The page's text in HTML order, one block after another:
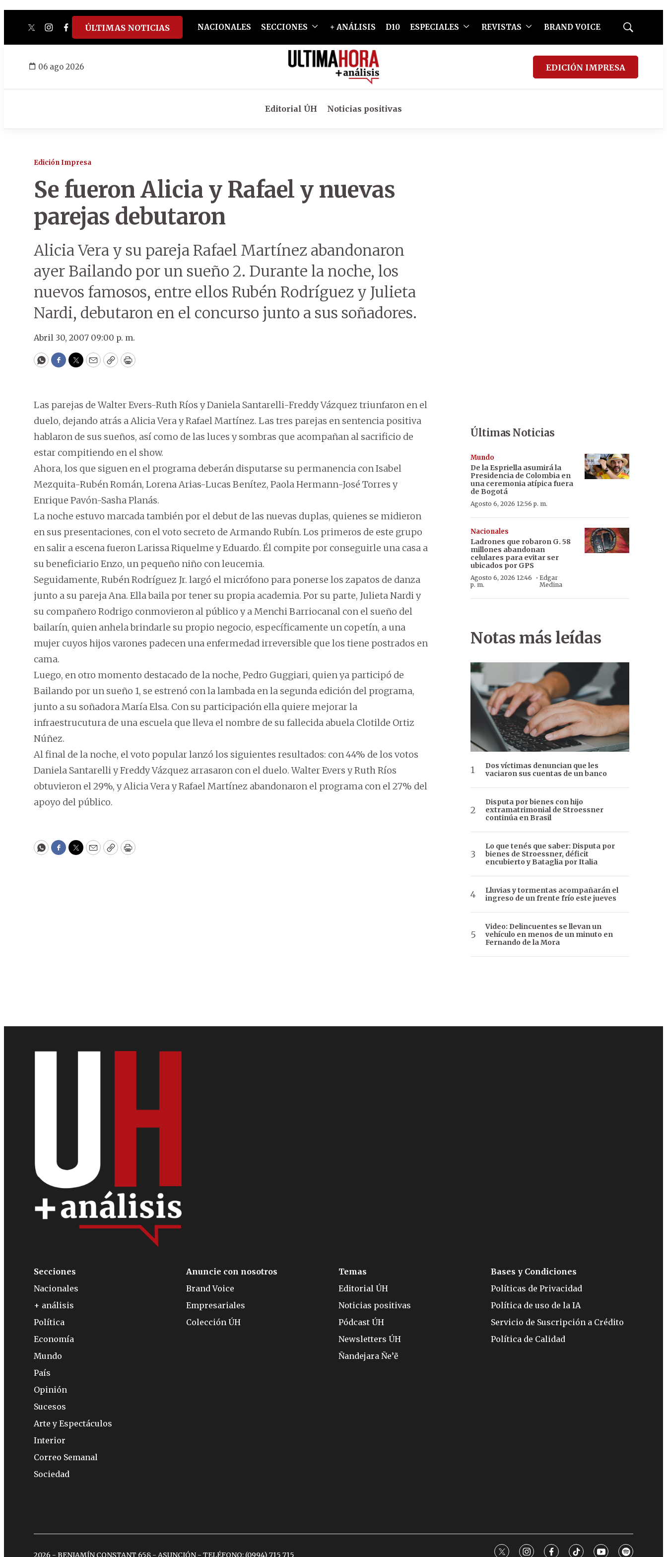
twitterinstagram
facebook
tiktokyoutube
spotify
ÚLTIMAS NOTICIAS NACIONALES SECCIONES + ANÁLISIS D10 ESPECIALES REVISTAS BRAND VOICE
Mostrar
06 ago 2026 EDICIÓN IMPRESA
Editorial ÚH Noticias positivas
Edición Impresa
Se fueron Alicia y Rafael y nuevas
parejas debutaron
Alicia Vera y su pareja Rafael Martínez abandonaron
ayer Bailando por un sueño 2. Durante la noche, los
nuevos famosos, entre ellos Rubén Rodríguez y Julieta
Nardi, debutaron en el concurso junto a sus soñadores.
Abril 30, 2007 09:00 p. m.
WhatsApp
Facebook
Twitter
EmailCopyPrint
Las parejas de Walter Evers-Ruth Ríos y Daniela Santarelli-Freddy Vázquez triunfaron en el
duelo, dejando atrás a Alicia Vera y Rafael Martínez. Las tres parejas en sentencia positiva
hablaron de sus sueños, así como de las luces y sombras que acompañan al sacrificio de
estar compitiendo en el show.
Ahora, los que siguen en el programa deberán disputarse su permanencia con Isabel
Mezquita-Rubén Román, Lorena Arias-Lucas Benítez, Paola Hermann-José Torres y
Enrique Pavón-Sasha Planás.
La noche estuvo marcada también por el debut de las nuevas duplas, quienes se midieron
en sus presentaciones, con el voto secreto de Armando Rubín. Los primeros de este grupo
en salir a escena fueron Larissa Riquelme y Eduardo. Él compite por conseguirle una casa a
su beneficiario Enzo, un pequeño niño con leucemia.
Seguidamente, Rubén Rodríguez Jr. largó el micrófono para ponerse los zapatos de danza
junto a su pareja Ana. Ella baila por tener su propia academia. Por su parte, Julieta Nardi y
su compañero Rodrigo conmovieron al público y a Menchi Barriocanal con el sueño del
bailarín, quien anhela brindarle su propio negocio, específicamente un copetín, a una
mujer cuyos hijos varones padecen una enfermedad irreversible que los tiene postrados en
cama.
Luego, en otro momento destacado de la noche, Pedro Guggiari, quien ya participó de
Bailando por un sueño 1, se estrenó con la lambada en la segunda edición del programa,
junto a su soñadora María Elsa. Con su participación ella quiere mejorar la
infraestrucutura de una escuela que lleva el nombre de su fallecida abuela Clotilde Ortiz
Núñez.
Al final de la noche, el voto popular lanzó los siguientes resultados: con 44% de los votos
Daniela Santarelli y Freddy Vázquez arrasaron con el duelo. Walter Evers y Ruth Ríos
obtuvieron el 29%, y Alicia Vera y Rafael Martínez abandonaron el programa con el 27% del
apoyo del público.
WhatsApp
Facebook
Twitter
EmailCopyPrint
Últimas Noticias
Mundo
De la Espriella asumirá la
Presidencia de Colombia en
una ceremonia atípica fuera
de Bogotá
Agosto 6, 2026 12:56 p. m.
Nacionales
Ladrones que robaron G. 58
millones abandonan
celulares para evitar ser
ubicados por GPS
Agosto 6, 2026 12:46
p. m.
· Edgar
Medina
Notas más leídas
Dos víctimas denuncian que les
vaciaron sus cuentas de un banco
Disputa por bienes con hijo
extramatrimonial de Stroessner
continúa en Brasil
Lo que tenés que saber: Disputa por
bienes de Stroessner, déficit
encubierto y Bataglia por Italia
Lluvias y tormentas acompañarán el
ingreso de un frente frío este jueves
Video: Delincuentes se llevan un
vehículo en menos de un minuto en
Fernando de la Mora
Secciones
Nacionales
+ análisis
Política
Economía
Mundo
País
Opinión
Sucesos
Arte y Espectáculos
Interior
Correo Semanal
Sociedad
Anuncie con nosotros
Brand Voice
Empresariales
Colección ÚH
Temas
Editorial ÚH
Noticias positivas
Pódcast ÚH
Newsletters ÚH
Ñandejara Ñe’ẽ
Bases y Condiciones
Políticas de Privacidad
Política de uso de la IA
Servicio de Suscripción a Crédito
Política de Calidad